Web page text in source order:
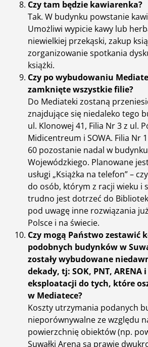
Czy tam będzie kawiarenka?
Tak. W budynku powstanie
Umożliwi wypicie kawy lub
niewielkiej przekąski, zakup
zorganizowanie spotkania
książki.
Czy po wybudowaniu
zamknięte wszystkie filie?
Do Mediateki zostaną
znajdujące się niedaleko tego
ul. Klonowej 41, Filia Nr 3 z ul.
Midicentreum i SOWA. Filia Nr
60 pozostanie nadal w
Wojewódzkiego. Planowane
usługi „Książka na telefon” –
do osób, którym z racji wieku i
trudno jest dotrzeć do
pod uwagę inne rozwiązania
Polsce i na świecie.
Czy mogą Państwo zestawić
podobnych budynków w
zostały wybudowane
dekady, tj: SOK, PNT,
eksploatacji do tych, które
w Mediatece?
Koszty utrzymania podanych
nieporównywalne ze względu
powierzchnię obiektów (np.
Suwałki Arena są prawie